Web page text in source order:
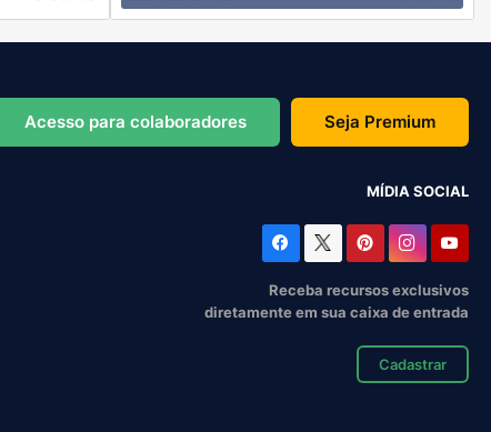
Acesso para colaboradores Seja Premium
MÍDIA SOCIAL
Receba recursos exclusivos
diretamente em sua caixa de entrada
Cadastrar